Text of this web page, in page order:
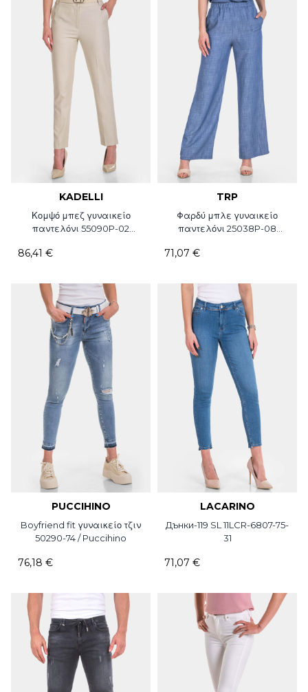
KADELLI
Κομψό μπεζ γυναικείο
παντελόνι 55090P-02
86,41 €
TRP
Φαρδύ μπλε γυναικείο
παντελόνι 25038P-08
71,07 €
PUCCIHINO
Boyfriend fit γυναικείο τζιν
50290-74 / Puccihino
76,18 €
LACARINO
Дънки-119 SL 11LCR-6807-75-
31
71,07 €